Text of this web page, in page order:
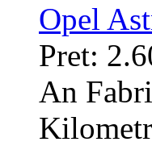
Opel
Pret:
An